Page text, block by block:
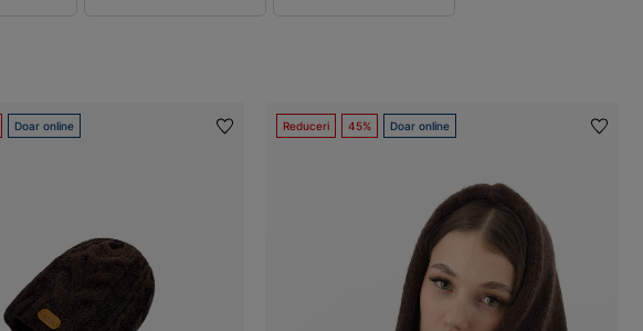
Doar online Reduceri 45% Doar online